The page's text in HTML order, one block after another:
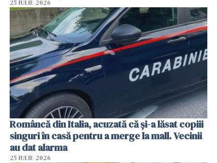
25 IULIE 2026
Româncă din Italia, acuzată că și-a lăsat copiii
singuri în casă pentru a merge la mall. Vecinii
au dat alarma
25 IULIE 2026